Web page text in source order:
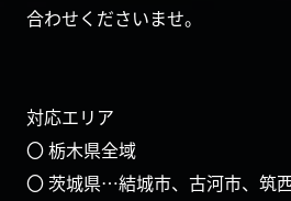
合わせくださいませ。
対応エリア
〇 栃木県全域
〇 茨城県…結城市、古河市、筑